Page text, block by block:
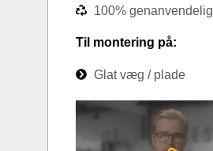
100% genanvendelig
Til montering på:
Glat væg / plade